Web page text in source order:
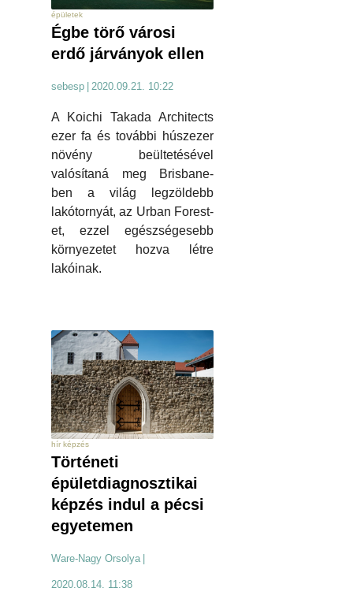
épületek
Égbe törő városi
erdő járványok ellen
sebesp 2020.09.21. 10:22
A Koichi Takada Architects
ezer fa és további húszezer
növény beültetésével
valósítaná meg Brisbane-
ben a világ legzöldebb
lakótornyát, az Urban Forest-
et, ezzel egészségesebb
környezetet hozva létre
lakóinak.
hír képzés
Történeti
épületdiagnosztikai
képzés indul a pécsi
egyetemen
Ware-Nagy Orsolya
2020.08.14. 11:38